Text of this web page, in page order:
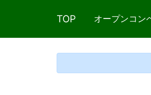
TOP オープンコン